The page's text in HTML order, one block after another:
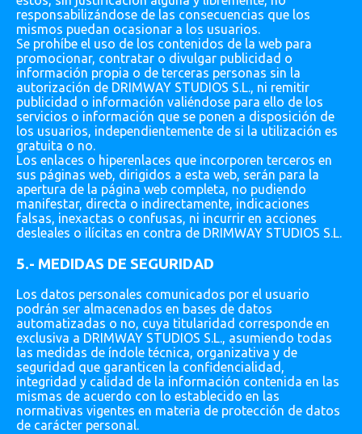
responsabilizándose de las consecuencias que los
mismos puedan ocasionar a los usuarios.
Se prohíbe el uso de los contenidos de la web para
promocionar, contratar o divulgar publicidad o
información propia o de terceras personas sin la
autorización de DRIMWAY STUDIOS S.L., ni remitir
publicidad o información valiéndose para ello de los
servicios o información que se ponen a disposición de
los usuarios, independientemente de si la utilización es
gratuita o no.
Los enlaces o hiperenlaces que incorporen terceros en
sus páginas web, dirigidos a esta web, serán para la
apertura de la página web completa, no pudiendo
manifestar, directa o indirectamente, indicaciones
falsas, inexactas o confusas, ni incurrir en acciones
desleales o ilícitas en contra de DRIMWAY STUDIOS S.L.
5.- MEDIDAS DE SEGURIDAD
Los datos personales comunicados por el usuario
podrán ser almacenados en bases de datos
automatizadas o no, cuya titularidad corresponde en
exclusiva a DRIMWAY STUDIOS S.L., asumiendo todas
las medidas de índole técnica, organizativa y de
seguridad que garanticen la confidencialidad,
integridad y calidad de la información contenida en las
mismas de acuerdo con lo establecido en las
normativas vigentes en materia de protección de datos
de carácter personal.